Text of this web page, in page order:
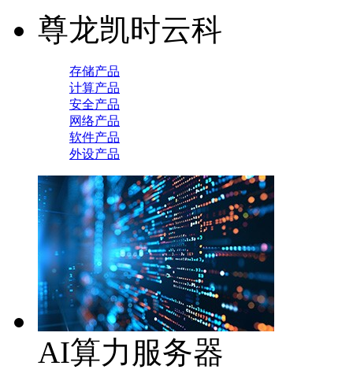
尊龙凯时云科
存储产品
计算产品
安全产品
网络产品
软件产品
外设产品
AI算力服务器